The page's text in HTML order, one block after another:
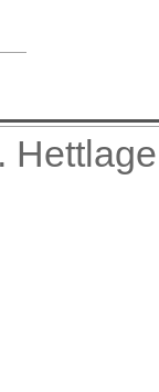
Hettlage